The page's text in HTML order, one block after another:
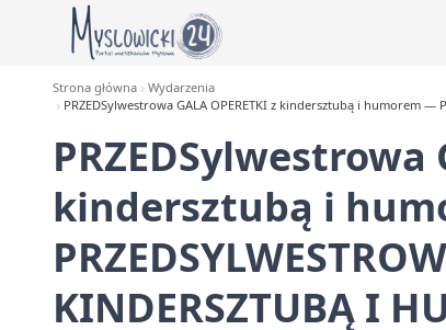
Strona główna
Wydarzenia
PRZEDSylwestrowa GALA OPERETKI z kindersztubą i humorem —
PRZEDSylwestrowa
kindersztubą i
KINDERSZTUBĄ I